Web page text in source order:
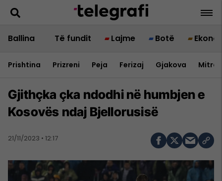
Ballina Të fundit Lajme Botë
Prishtina Prizreni Peja Ferizaj Gjakova
Gjithçka çka ndodhi në humbjen e
Kosovës ndaj Bjellorusisë
21/11/2023 • 12:17